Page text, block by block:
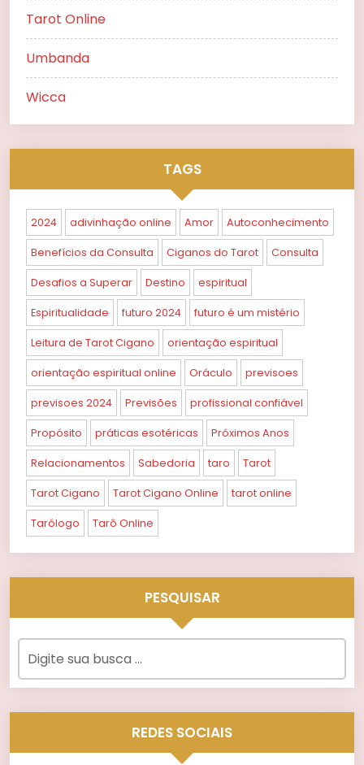
Tarot Online
Umbanda
Wicca
TAGS
2024 adivinhação online Amor Autoconhecimento
Benefícios da Consulta Ciganos do Tarot Consulta
Desafios a Superar Destino espiritual
Espiritualidade futuro 2024 futuro é um mistério
Leitura de Tarot Cigano orientação espiritual
orientação espiritual online Oráculo previsoes
previsoes 2024 Previsões profissional confiável
Propósito práticas esotéricas Próximos Anos
Relacionamentos Sabedoria taro Tarot
Tarot Cigano Tarot Cigano Online tarot online
Tarólogo Tarô Online
PESQUISAR
REDES SOCIAIS